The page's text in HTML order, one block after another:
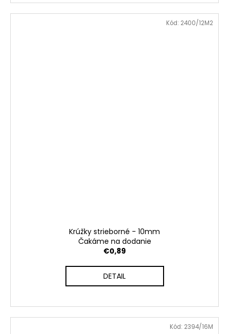
Krúžky strieborné - 10mm
Čakáme na dodanie
€0,89
DETAIL
Kód: 2400/12M2
Kód: 2394/16M